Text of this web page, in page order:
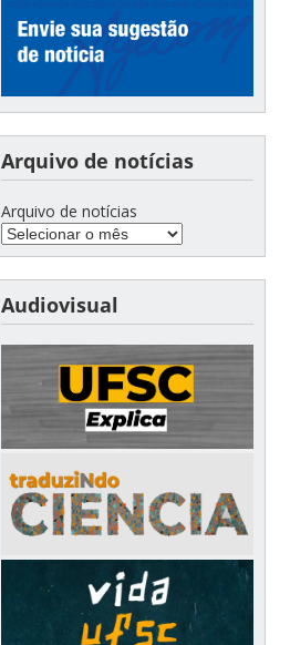
Arquivo de notícias
Arquivo de notícias
Audiovisual